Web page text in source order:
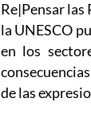
Re|Pensar
la UNESCO
en los
de las